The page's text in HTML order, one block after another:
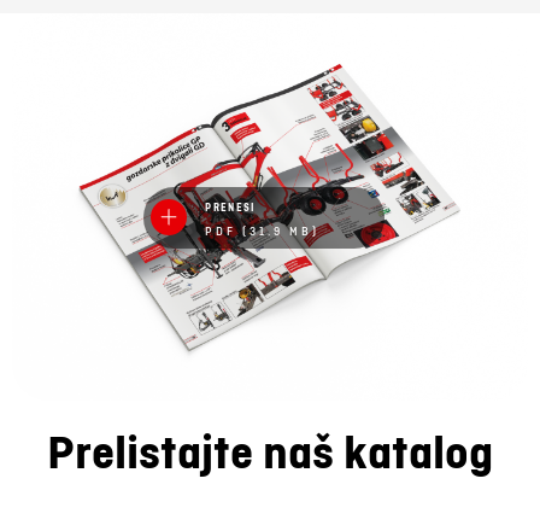
PRENESI
PDF (31.9 MB)
Prelistajte naš katalog